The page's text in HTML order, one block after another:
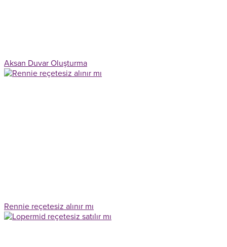
Aksan Duvar Oluşturma
Rennie reçetesiz alınır mı